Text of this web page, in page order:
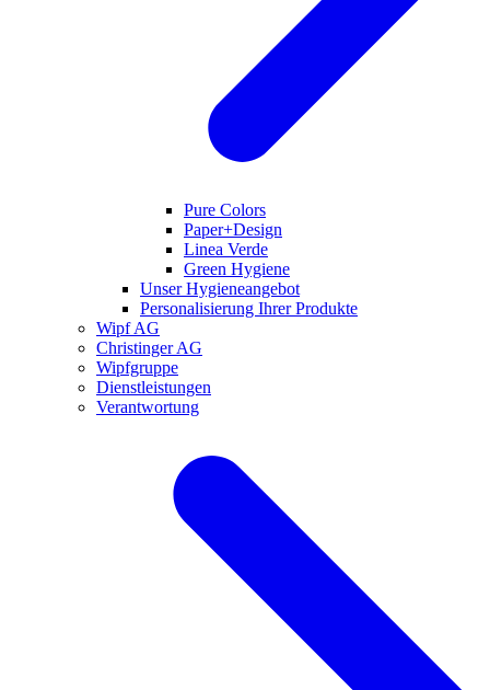
Pure Colors
Paper+Design
Linea Verde
Green Hygiene
Unser Hygieneangebot
Personalisierung Ihrer Produkte
Wipf AG
Christinger AG
Wipfgruppe
Dienstleistungen
Verantwortung